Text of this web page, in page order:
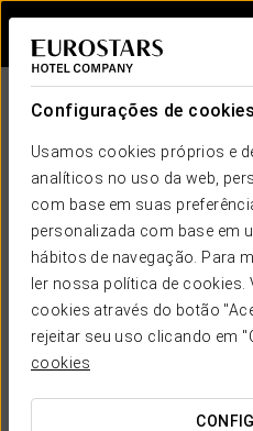
Configurações de cookies
Usamos cookies próprios e
analíticos no uso da web,
com base em suas
personalizada com base em
hábitos de navegação. Para
ler nossa política de
cookies através do botão
rejeitar seu uso clicando em
cookies
EUROSTARS
